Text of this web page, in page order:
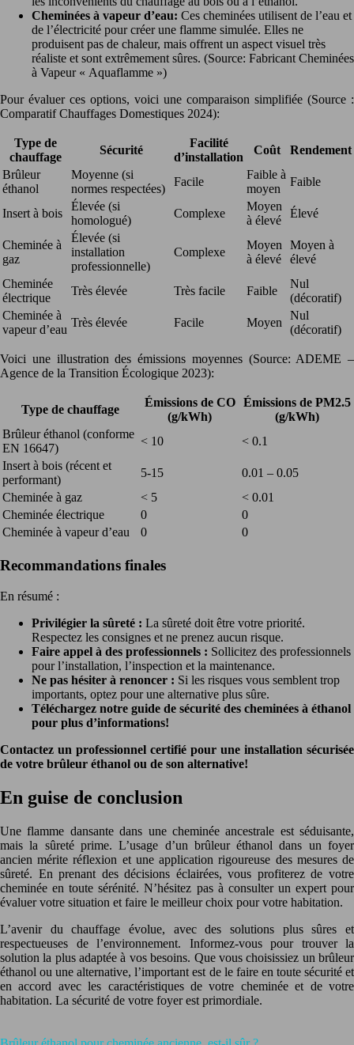
Cheminées à vapeur d’eau: Ces cheminées utilisent de l’eau et
de l’électricité pour créer une flamme simulée. Elles ne
produisent pas de chaleur, mais offrent un aspect visuel très
réaliste et sont extrêmement sûres. (Source: Fabricant Cheminées
à Vapeur « Aquaflamme »)
Pour évaluer ces options, voici une comparaison simplifiée (Source :
Comparatif Chauffages Domestiques 2024):
Type de
chauffage
Sécurité
Facilité
d’installation
Coût
Rendement
Brûleur
éthanol
Moyenne (si
normes respectées)
Facile
Faible à
moyen
Faible
Insert à bois
Élevée (si
homologué)
Complexe
Moyen
à élevé
Élevé
Cheminée à
gaz
Élevée (si
installation
professionnelle)
Complexe
Moyen
à élevé
Moyen à
élevé
Cheminée
électrique
Très élevée Très facile Faible
Nul
(décoratif)
Cheminée à
vapeur d’eau
Très élevée Facile Moyen
Nul
(décoratif)
Voici une illustration des émissions moyennes (Source: ADEME –
Agence de la Transition Écologique 2023):
Type de chauffage
Émissions de CO
(g/kWh)
Émissions de PM2.5
(g/kWh)
Brûleur éthanol (conforme
EN 16647)
< 10
< 0.1
Insert à bois (récent et
performant)
5-15
0.01 – 0.05
Cheminée à gaz
< 5
< 0.01
Cheminée électrique
0
0
Cheminée à vapeur d’eau
0 0
Recommandations finales
En résumé :
Privilégier la sûreté : La sûreté doit être votre priorité.
Respectez les consignes et ne prenez aucun risque.
Faire appel à des professionnels : Sollicitez des professionnels
pour l’installation, l’inspection et la maintenance.
Ne pas hésiter à renoncer : Si les risques vous semblent trop
importants, optez pour une alternative plus sûre.
Téléchargez notre guide de sécurité des cheminées à éthanol
pour plus d’informations!
Contactez un professionnel certifié pour une installation sécurisée
de votre brûleur éthanol ou de son alternative!
En guise de conclusion
Une flamme dansante dans une cheminée ancestrale est séduisante,
mais la sûreté prime. L’usage d’un brûleur éthanol dans un foyer
ancien mérite réflexion et une application rigoureuse des mesures de
sûreté. En prenant des décisions éclairées, vous profiterez de votre
cheminée en toute sérénité. N’hésitez pas à consulter un expert pour
évaluer votre situation et faire le meilleur choix pour votre habitation.
L’avenir du chauffage évolue, avec des solutions plus sûres et
respectueuses de l’environnement. Informez-vous pour trouver la
solution la plus adaptée à vos besoins. Que vous choisissiez un brûleur
éthanol ou une alternative, l’important est de le faire en toute sécurité et
en accord avec les caractéristiques de votre cheminée et de votre
habitation. La sécurité de votre foyer est primordiale.